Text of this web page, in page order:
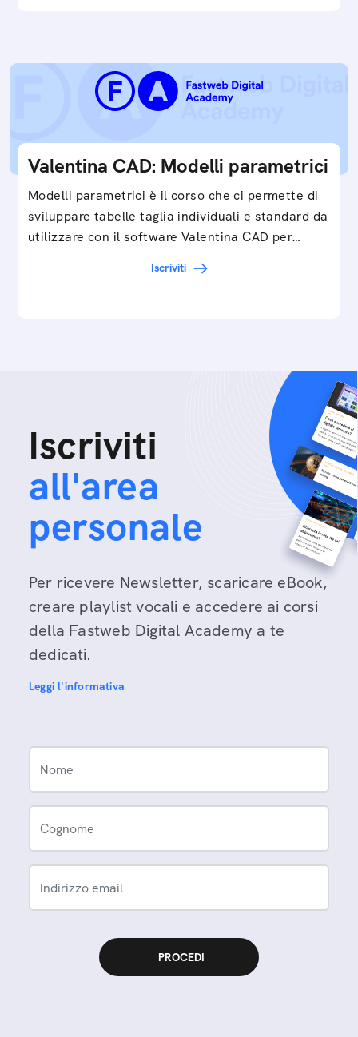
Valentina CAD: Modelli parametrici
Modelli parametrici è il corso che ci permette di
sviluppare tabelle taglia individuali e standard da
utilizzare con il software Valentina CAD per…
Iscriviti
Iscriviti
all'area
personale
Per ricevere Newsletter, scaricare eBook,
creare playlist vocali e accedere ai corsi
della Fastweb Digital Academy a te
dedicati.
Leggi l'informativa
Nome
Cognome
Indirizzo email